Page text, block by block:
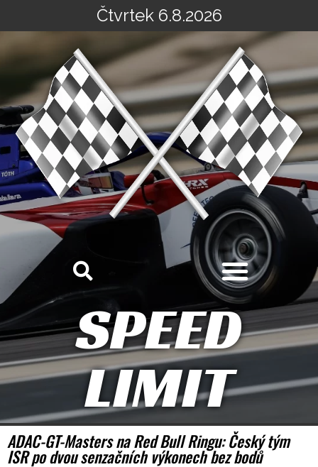
na
Čtvrtek 6.8.2026
SPEED
LIMIT
ADAC-GT-Masters na Red Bull Ringu: Český tým
ISR po dvou senzačních výkonech bez bodů